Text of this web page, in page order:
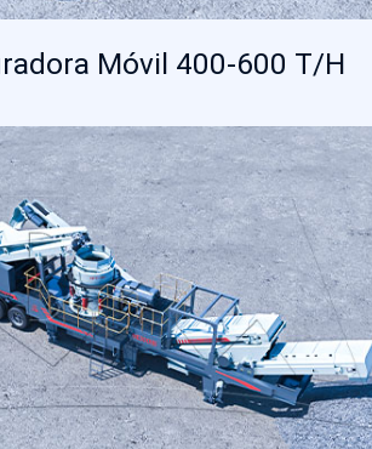
Móvil 400-600 T/H